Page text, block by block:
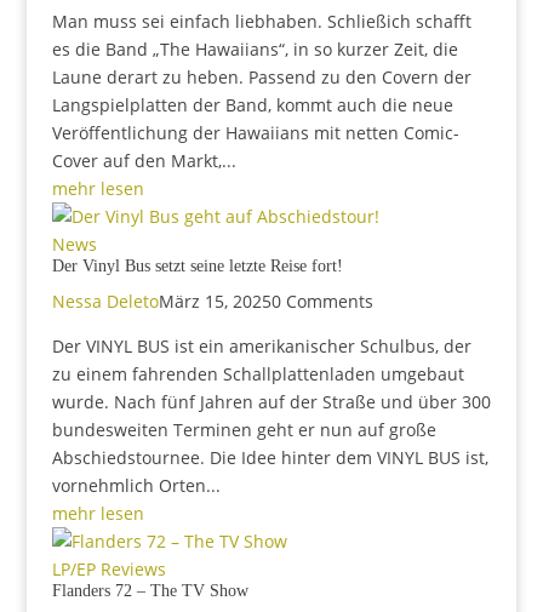
Man muss sei einfach liebhaben. Schließich schafft
es die Band „The Hawaiians“, in so kurzer Zeit, die
Laune derart zu heben. Passend zu den Covern der
Langspielplatten der Band, kommt auch die neue
Veröffentlichung der Hawaiians mit netten Comic-
Cover auf den Markt,...
mehr lesen
News
Der Vinyl Bus setzt seine letzte Reise fort!
Nessa DeletoMärz 15, 20250 Comments
Der VINYL BUS ist ein amerikanischer Schulbus, der
zu einem fahrenden Schallplattenladen umgebaut
wurde. Nach fünf Jahren auf der Straße und über 300
bundesweiten Terminen geht er nun auf große
Abschiedstournee. Die Idee hinter dem VINYL BUS ist,
vornehmlich Orten...
mehr lesen
LP/EP Reviews
Flanders 72 – The TV Show